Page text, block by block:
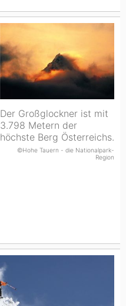
Der Großglockner ist mit
3.798 Metern der
höchste Berg Österreichs.
©Hohe Tauern - die Nationalpark-
Region